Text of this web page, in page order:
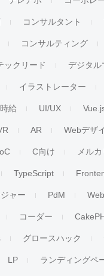
コンサルタント
コンサルティング
ックリード デジタル
イラストレーター
給 UI/UX
AR Webデザ
C向け メルカ
TypeScript
ャー PdM Web
コーダー
グロースハック
LP ランディングペ